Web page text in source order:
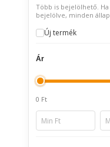
Több is bejelölhető.
bejelölve, minden
Új termék
Ár
0 Ft